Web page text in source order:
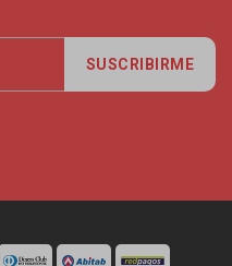
SUSCRIBIRME